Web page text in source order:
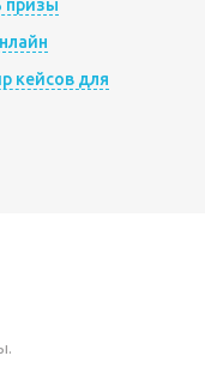
призы
кейсов для